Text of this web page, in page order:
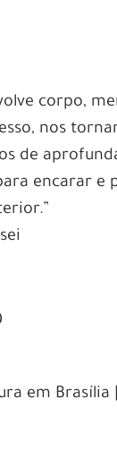
corpo,
nos
de
encarar e
em Brasília